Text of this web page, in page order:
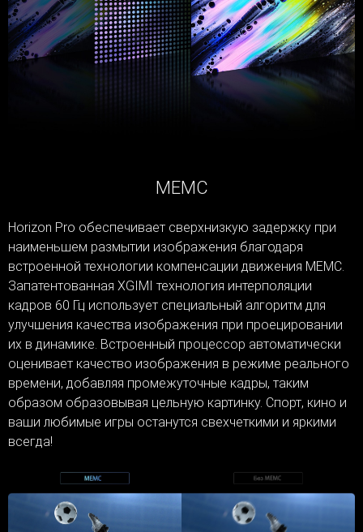
MEMC
Horizon Pro обеспечивает сверхнизкую задержку при
наименьшем размытии изображения благодаря
встроенной технологии компенсации движения MEMC.
Запатентованная XGIMI технология интерполяции
кадров 60 Гц использует специальный алгоритм для
улучшения качества изображения при проецировании
их в динамике. Встроенный процессор автоматически
оценивает качество изображения в режиме реального
времени, добавляя промежуточные кадры, таким
образом образовывая цельную картинку. Спорт, кино и
ваши любимые игры останутся свехчеткими и яркими
всегда!